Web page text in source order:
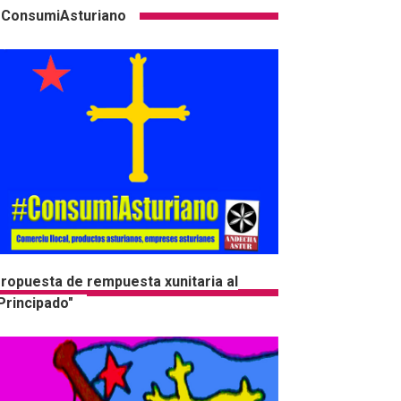
de rempuesta xunitaria al